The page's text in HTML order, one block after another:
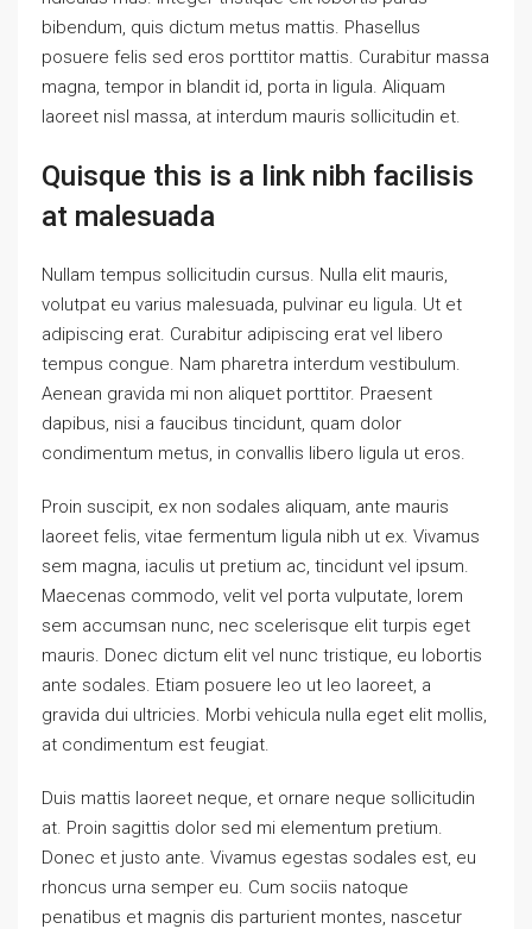
bibendum, quis dictum metus mattis. Phasellus
posuere felis sed eros porttitor mattis. Curabitur massa
magna, tempor in blandit id, porta in ligula. Aliquam
laoreet nisl massa, at interdum mauris sollicitudin et.
Quisque this is a link nibh facilisis
at malesuada
Nullam tempus sollicitudin cursus. Nulla elit mauris,
volutpat eu varius malesuada, pulvinar eu ligula. Ut et
adipiscing erat. Curabitur adipiscing erat vel libero
tempus congue. Nam pharetra interdum vestibulum.
Aenean gravida mi non aliquet porttitor. Praesent
dapibus, nisi a faucibus tincidunt, quam dolor
condimentum metus, in convallis libero ligula ut eros.
Proin suscipit, ex non sodales aliquam, ante mauris
laoreet felis, vitae fermentum ligula nibh ut ex. Vivamus
sem magna, iaculis ut pretium ac, tincidunt vel ipsum.
Maecenas commodo, velit vel porta vulputate, lorem
sem accumsan nunc, nec scelerisque elit turpis eget
mauris. Donec dictum elit vel nunc tristique, eu lobortis
ante sodales. Etiam posuere leo ut leo laoreet, a
gravida dui ultricies. Morbi vehicula nulla eget elit mollis,
at condimentum est feugiat.
Duis mattis laoreet neque, et ornare neque sollicitudin
at. Proin sagittis dolor sed mi elementum pretium.
Donec et justo ante. Vivamus egestas sodales est, eu
rhoncus urna semper eu. Cum sociis natoque
penatibus et magnis dis parturient montes, nascetur